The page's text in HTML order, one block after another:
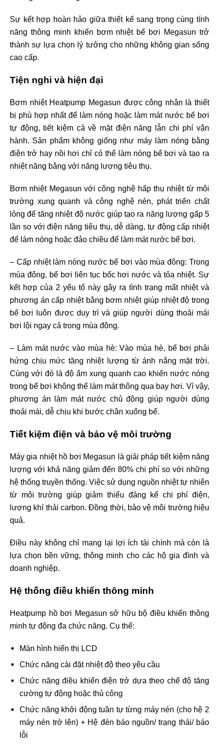
Sự kết hợp hoàn hảo giữa thiết kế sang trọng cùng tính
năng thông minh khiến bơm nhiệt bể bơi Megasun trở
thành sự lựa chọn lý tưởng cho những không gian sống
cao cấp.
Tiện nghi và hiện đại
Bơm nhiệt Heatpump Megasun được công nhận là thiết
bị phù hợp nhất để làm nóng hoặc làm mát nước bể bơi
tự động, tiết kiệm cả về mặt điện năng lẫn chi phí vận
hành. Sản phẩm không giống như máy làm nóng bằng
điện trở hay nồi hơi chỉ có thể làm nóng bể bơi và tạo ra
nhiệt năng bằng với năng lượng tiêu thụ.
Bơm nhiệt Megasun với công nghệ hấp thụ nhiệt từ môi
trường xung quanh và công nghệ nén, phát triển chất
lỏng để tăng nhiệt độ nước giúp tạo ra năng lượng gấp 5
lần so với điện năng tiêu thụ, dễ dàng, tự động cấp nhiệt
để làm nóng hoặc đảo chiều để làm mát nước bể bơi.
– Cấp nhiệt làm nóng nước bể bơi vào mùa đông: Trong
mùa đông, bể bơi liên tục bốc hơi nước và tỏa nhiệt. Sự
kết hợp của 2 yếu tố này gây ra tình trạng mất nhiệt và
phương án cấp nhiệt bằng bơm nhiệt giúp nhiệt độ trong
bể bơi luôn được duy trì và giúp người dùng thoải mái
bơi lội ngay cả trong mùa đông.
– Làm mát nước vào mùa hè: Vào mùa hè, bể bơi phải
hứng chịu mức tăng nhiệt lượng từ ánh nắng mặt trời.
Cùng với đó là độ ẩm xung quanh cao khiến nước nóng
trong bể bơi không thể làm mát thông qua bay hơi. Vì vậy,
phương án làm mát nước chủ động giúp người dùng
thoải mái, dễ chịu khi bước chân xuống bể.
Tiết kiệm điện và bảo vệ môi trường
Máy gia nhiệt hồ bơi Megasun là giải pháp tiết kiệm năng
lượng với khả năng giảm đến 80% chi phí so với những
hệ thống truyền thống. Việc sử dụng nguồn nhiệt tự nhiên
từ môi trường giúp giảm thiểu đáng kể chi phí điện,
lượng khí thải carbon. Đồng thời, bảo vệ môi trường hiệu
quả.
Điều này không chỉ mang lại lợi ích tài chính mà còn là
lựa chọn bền vững, thông minh cho các hộ gia đình và
doanh nghiệp.
Hệ thống điều khiển thông minh
Heatpump hồ bơi Megasun sở hữu bộ điều khiển thông
minh tự động đa chức năng. Cụ thể:
Màn hình hiển thị LCD
Chức năng cài đặt nhiệt độ theo yêu cầu
Chức năng điều khiển điện trở dựa theo chế độ tăng
cường tự động hoặc thủ công
Chức năng khởi động tuần tự từng máy nén (cho hệ 2
máy nén trở lên) + Hệ đèn báo nguồn/ trạng thái/ báo
lỗi